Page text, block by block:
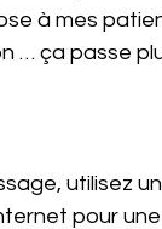
à mes
… ça passe
utilisez
pour